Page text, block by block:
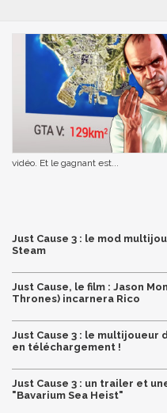
vidéo. Et le gagnant est...
Just Cause 3 : le mod
Steam
Just Cause, le film : Jason
Thrones) incarnera Rico
Just Cause 3 : le
en téléchargement !
Just Cause 3 : un trailer et
"Bavarium Sea Heist"